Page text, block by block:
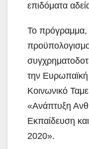
επιδόματα
Το πρόγραμμα,
την
Κοινωνικό
«Ανάπτυξη
Εκπαίδευση
2020».